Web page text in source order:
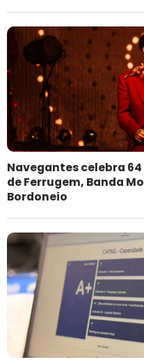
Navegantes celebra
de Ferrugem, Banda
Bordoneio